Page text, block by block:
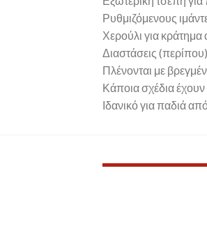
Ρυθμιζόμενους
Χερούλι για
Διαστάσεις
Πλένονται με
Κάποια σχέδια έχουν
Ιδανικό για παδιά